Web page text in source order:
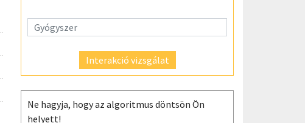
Interakció vizsgálat
Ne hagyja, hogy az algoritmus döntsön Ön
helyett!